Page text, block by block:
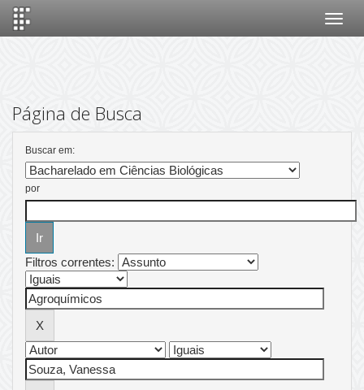
Página de Busca
Buscar em:
por
Filtros correntes: